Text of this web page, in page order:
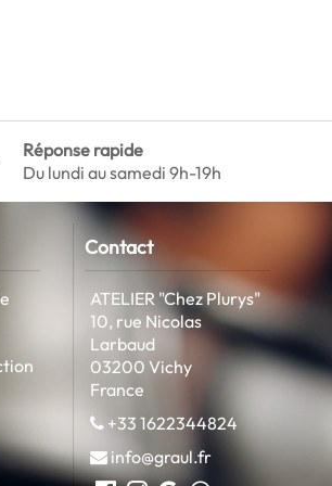
Réponse rapide
Du lundi au samedi 9h-19h
Contact
ATELIER "Chez Plurys"
10, rue Nicolas
Larbaud
03200 Vichy
France
+33 1622344824
info@graul.fr